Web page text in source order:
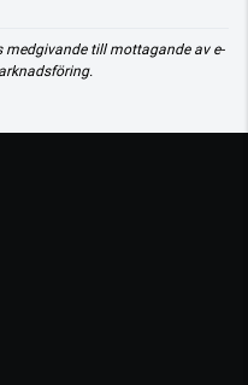
till mottagande av e-